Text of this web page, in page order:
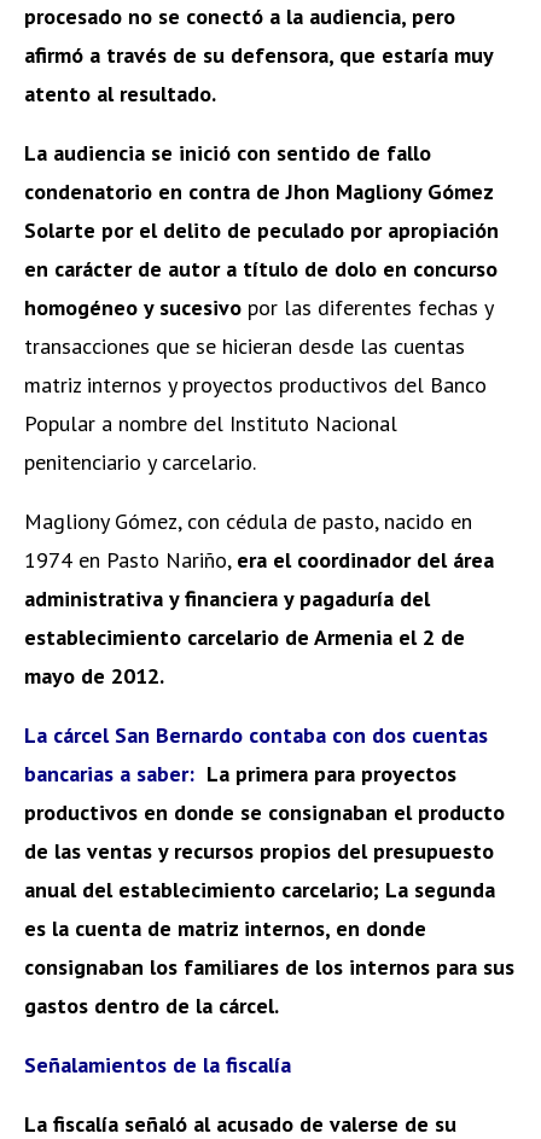
procesado no se conectó a la audiencia, pero
afirmó a través de su defensora, que estaría muy
atento al resultado.
La audiencia se inició con sentido de fallo
condenatorio en contra de Jhon Magliony Gómez
Solarte por el delito de peculado por apropiación
en carácter de autor a título de dolo en concurso
homogéneo y sucesivo por las diferentes fechas y
transacciones que se hicieran desde las cuentas
matriz internos y proyectos productivos del Banco
Popular a nombre del Instituto Nacional
penitenciario y carcelario.
Magliony Gómez, con cédula de pasto, nacido en
1974 en Pasto Nariño, era el coordinador del área
administrativa y financiera y pagaduría del
establecimiento carcelario de Armenia el 2 de
mayo de 2012.
La cárcel San Bernardo contaba con dos cuentas
bancarias a saber: La primera para proyectos
productivos en donde se consignaban el producto
de las ventas y recursos propios del presupuesto
anual del establecimiento carcelario; La segunda
es la cuenta de matriz internos, en donde
consignaban los familiares de los internos para sus
gastos dentro de la cárcel.
Señalamientos de la fiscalía
La fiscalía señaló al acusado de valerse de su